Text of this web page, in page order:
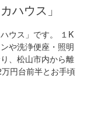
ハウス」
ウス」です。 １K
や洗浄便座・照明
、松山市内から離
円台前半とお手頃